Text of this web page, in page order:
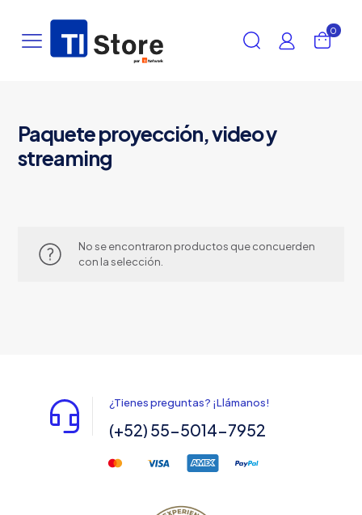
0
Paquete proyección, video y
streaming
No se encontraron productos que concuerden
con la selección.
¿Tienes preguntas? ¡Llámanos!
(+52) 55-5014-7952